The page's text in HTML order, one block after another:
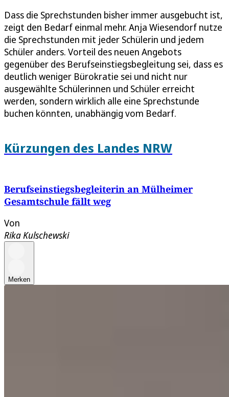
Dass die Sprechstunden bisher immer ausgebucht ist,
zeigt den Bedarf einmal mehr. Anja Wiesendorf nutze
die Sprechstunden mit jeder Schülerin und jedem
Schüler anders. Vorteil des neuen Angebots
gegenüber des Berufseinstiegsbegleitung sei, dass es
deutlich weniger Bürokratie sei und nicht nur
ausgewählte Schülerinnen und Schüler erreicht
werden, sondern wirklich alle eine Sprechstunde
buchen könnten, unabhängig vom Bedarf.
Kürzungen des Landes NRW
Berufseinstiegsbegleiterin an Mülheimer
Gesamtschule fällt weg
Von
Rika Kulschewski
Merken